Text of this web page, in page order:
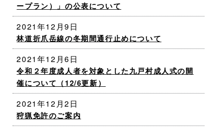
ープラン）」の公表について
2021年12月9日
林道折爪岳線の冬期間通行止めについて
2021年12月6日
令和２年度成人者を対象とした九戸村成人式の開
催について（12/6更新）
2021年12月2日
狩猟免許のご案内